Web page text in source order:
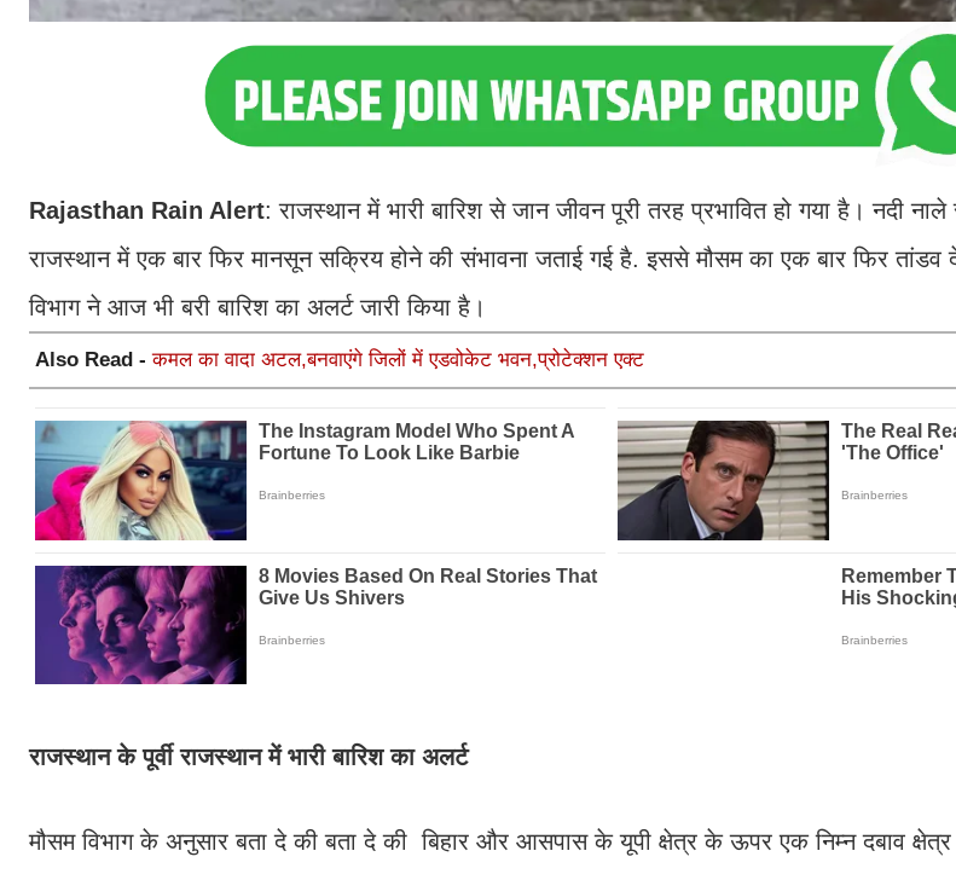
Rajasthan Rain Alert: राजस्थान में भारी बारिश से जान जीवन पूरी तरह प्रभावित हो गया है। नदी
राजस्थान में एक बार फिर मानसून सक्रिय होने की संभावना जताई गई है. इससे मौसम का एक बार फिर
विभाग ने आज भी बरी बारिश का अलर्ट जारी किया है।
Also Read -कमल का वादा अटल,बनवाएंगे जिलों में एडवोकेट भवन,प्रोटेक्शन एक्ट
राजस्थान के पूर्वी राजस्थान में भारी बारिश का अलर्ट
मौसम विभाग के अनुसार बता दे की बता दे की बिहार और आसपास के यूपी क्षेत्र के ऊपर एक निम्न दबाव